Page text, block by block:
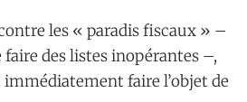
les « paradis fiscaux » –
faire des listes inopérantes –,
faire l’objet de